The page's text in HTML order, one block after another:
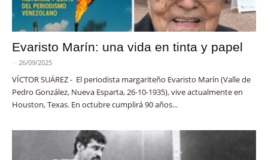
Evaristo Marín: una vida en tinta y papel
- 26/09/2025
VÍCTOR SUÁREZ - El periodista margariteño Evaristo Marín (Valle de
Pedro González, Nueva Esparta, 26-10-1935), vive actualmente en
Houston, Texas. En octubre cumplirá 90 años...